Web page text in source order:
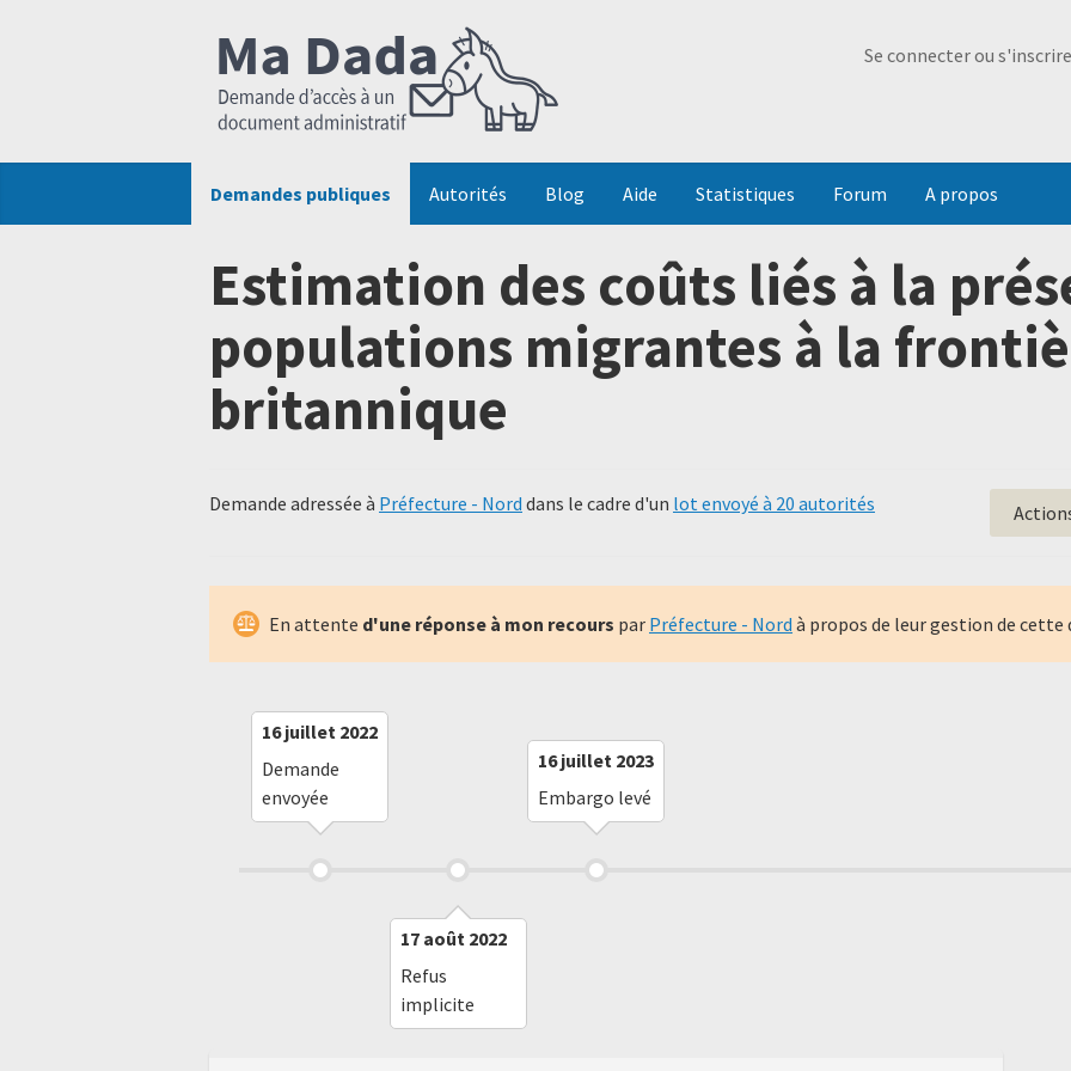
Se connecter ou s'inscrire
Demandes publiques Autorités Blog Aide Statistiques Forum A propos
Estimation des coûts liés à la
populations migrantes à la
britannique
Demande adressée à Préfecture - Nord dans le cadre d'un lot envoyé à 20 autorités
En attente d'une réponse à mon recours par Préfecture - Nord à propos de leur gestion de cette
16 juillet 2022
Demande
envoyée
17 août 2022
Refus
implicite
16 juillet 2023
Embargo levé